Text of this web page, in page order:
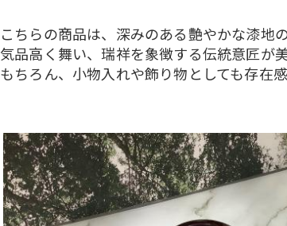
こちらの商品は、深みのある艶やかな漆地
気品高く舞い、瑞祥を象徴する伝統意匠が
もちろん、小物入れや飾り物としても存在